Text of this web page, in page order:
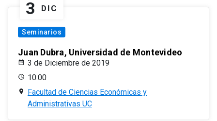
3 DIC
Seminarios
Juan Dubra, Universidad de Montevideo
3 de Diciembre de 2019
10:00
Facultad de Ciencias Económicas y
Administrativas UC